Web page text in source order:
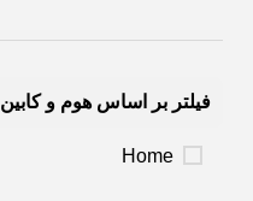
فیلتر بر اساس هوم و کابین
Home